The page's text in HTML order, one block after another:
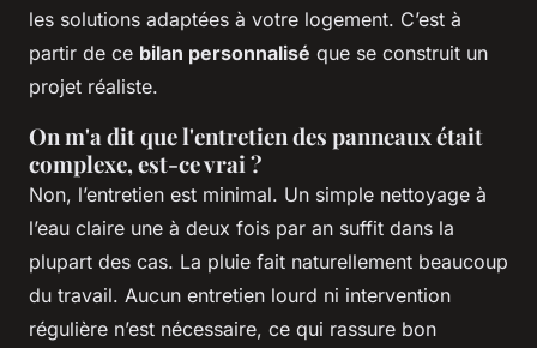
les solutions adaptées à votre logement. C’est à
partir de ce bilan personnalisé que se construit un
projet réaliste.
On m'a dit que l'entretien des panneaux était
complexe, est-ce vrai ?
Non, l’entretien est minimal. Un simple nettoyage à
l’eau claire une à deux fois par an suffit dans la
plupart des cas. La pluie fait naturellement beaucoup
du travail. Aucun entretien lourd ni intervention
régulière n’est nécessaire, ce qui rassure bon